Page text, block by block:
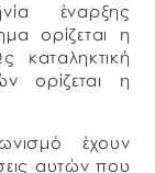
έναρξης
ορίζεται η
ορίζεται η
έχουν
αυτών που